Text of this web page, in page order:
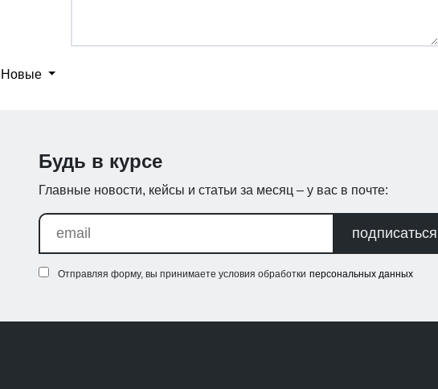
Новые
Будь в курсе
Главные новости, кейсы и статьи за месяц – у вас в почте:
подписаться
Отправляя форму, вы принимаете условия обработки персональных данных